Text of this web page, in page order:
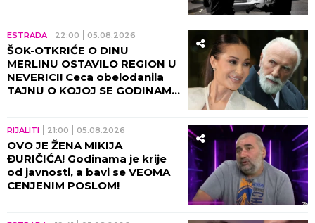
ESTRADA 22:00 05.08.2026
ŠOK-OTKRIĆE O DINU
MERLINU OSTAVILO REGION U
NEVERICI! Ceca obelodanila
TAJNU O KOJOJ SE GODINAMA
RIJALITI 21:00 05.08.2026
OVO JE ŽENA MIKIJA
ĐURIČIĆA! Godinama je krije
od javnosti, a bavi se VEOMA
CENJENIM POSLOM!